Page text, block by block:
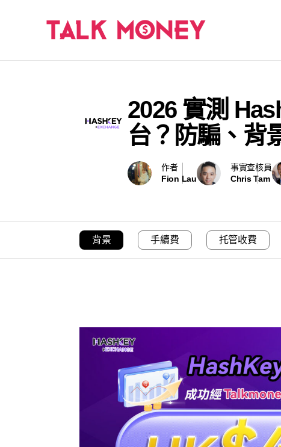
2026 實測
台？防騙、背
作者
Fion Lau
事實查核員
Chris Tam
背景 手續費 托管收費